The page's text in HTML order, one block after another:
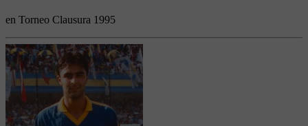
en Torneo Clausura 1995